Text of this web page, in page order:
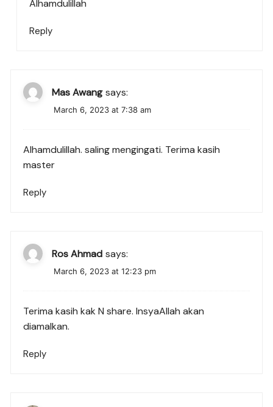
Alhamdulillah
Reply
Mas Awang says:
March 6, 2023 at 7:38 am
Alhamdulillah. saling mengingati. Terima kasih
master
Reply
Ros Ahmad says:
March 6, 2023 at 12:23 pm
Terima kasih kak N share. InsyaAllah akan
diamalkan.
Reply